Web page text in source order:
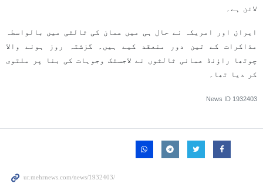
لائن ہے۔
ایران اور امریکہ نے حال ہی میں عمان کی ثالثی میں بالواسطہ
مذاکرات کے تین دور منعقد کیے ہیں۔ گزشتہ روز ہونے والا
چوتھا راؤنڈ عمانی ثالثوں نے لاجسٹک وجوہات کی بنا پر ملتوی
کر دیا تھا۔
News ID 1932403